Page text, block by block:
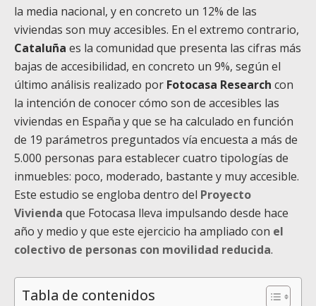
la media nacional, y en concreto un 12% de las
viviendas son muy accesibles. En el extremo contrario,
Cataluña es la comunidad que presenta las cifras más
bajas de accesibilidad, en concreto un 9%, según el
último análisis realizado por Fotocasa Research con
la intención de conocer cómo son de accesibles las
viviendas en España y que se ha calculado en función
de 19 parámetros preguntados vía encuesta a más de
5.000 personas para establecer cuatro tipologías de
inmuebles: poco, moderado, bastante y muy accesible.
Este estudio se engloba dentro del Proyecto
Vivienda que Fotocasa lleva impulsando desde hace
año y medio y que este ejercicio ha ampliado con el
colectivo de personas con movilidad reducida.
Tabla de contenidos